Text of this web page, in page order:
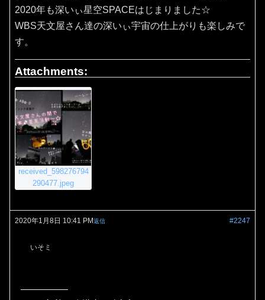
2020年も深いぃ星空SPACEはじまりました☆
WBS天文屋さん達の深いぃ宇宙の仕上がりも楽しみで
す。
Attachments:
received_598276794
290477.jpeg
2020年1月8日 10:41 PM #2247
返信
いそミ